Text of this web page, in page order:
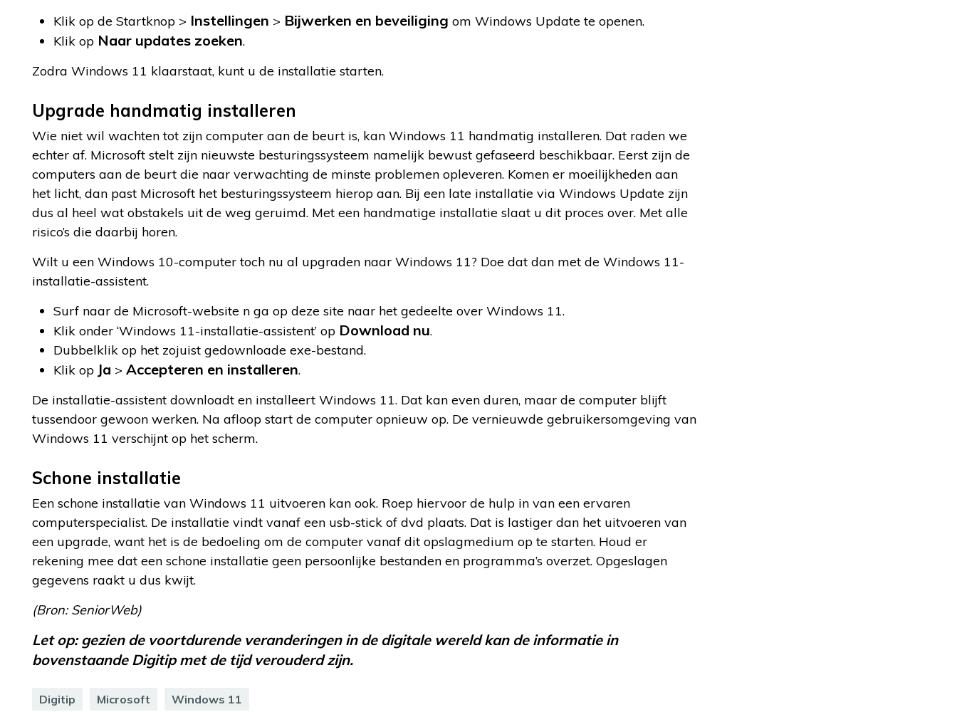
Klik op de Startknop > Instellingen > Bijwerken en beveiliging om Windows Update te openen.
Klik op Naar updates zoeken.
Zodra Windows 11 klaarstaat, kunt u de installatie starten.
Upgrade handmatig installeren
Wie niet wil wachten tot zijn computer aan de beurt is, kan Windows 11 handmatig installeren. Dat raden we
echter af. Microsoft stelt zijn nieuwste besturingssysteem namelijk bewust gefaseerd beschikbaar. Eerst zijn de
computers aan de beurt die naar verwachting de minste problemen opleveren. Komen er moeilijkheden aan
het licht, dan past Microsoft het besturingssysteem hierop aan. Bij een late installatie via Windows Update zijn
dus al heel wat obstakels uit de weg geruimd. Met een handmatige installatie slaat u dit proces over. Met alle
risico’s die daarbij horen.
Wilt u een Windows 10-computer toch nu al upgraden naar Windows 11? Doe dat dan met de Windows 11-
installatie-assistent.
Surf naar de Microsoft-website n ga op deze site naar het gedeelte over Windows 11.
Klik onder ‘Windows 11-installatie-assistent’ op Download nu.
Dubbelklik op het zojuist gedownloade exe-bestand.
Klik op Ja > Accepteren en installeren.
De installatie-assistent downloadt en installeert Windows 11. Dat kan even duren, maar de computer blijft
tussendoor gewoon werken. Na afloop start de computer opnieuw op. De vernieuwde gebruikersomgeving van
Windows 11 verschijnt op het scherm.
Schone installatie
Een schone installatie van Windows 11 uitvoeren kan ook. Roep hiervoor de hulp in van een ervaren
computerspecialist. De installatie vindt vanaf een usb-stick of dvd plaats. Dat is lastiger dan het uitvoeren van
een upgrade, want het is de bedoeling om de computer vanaf dit opslagmedium op te starten. Houd er
rekening mee dat een schone installatie geen persoonlijke bestanden en programma’s overzet. Opgeslagen
gegevens raakt u dus kwijt.
(Bron: SeniorWeb)
Let op: gezien de voortdurende veranderingen in de digitale wereld kan de informatie in
bovenstaande Digitip met de tijd verouderd zijn.
Digitip Microsoft Windows 11